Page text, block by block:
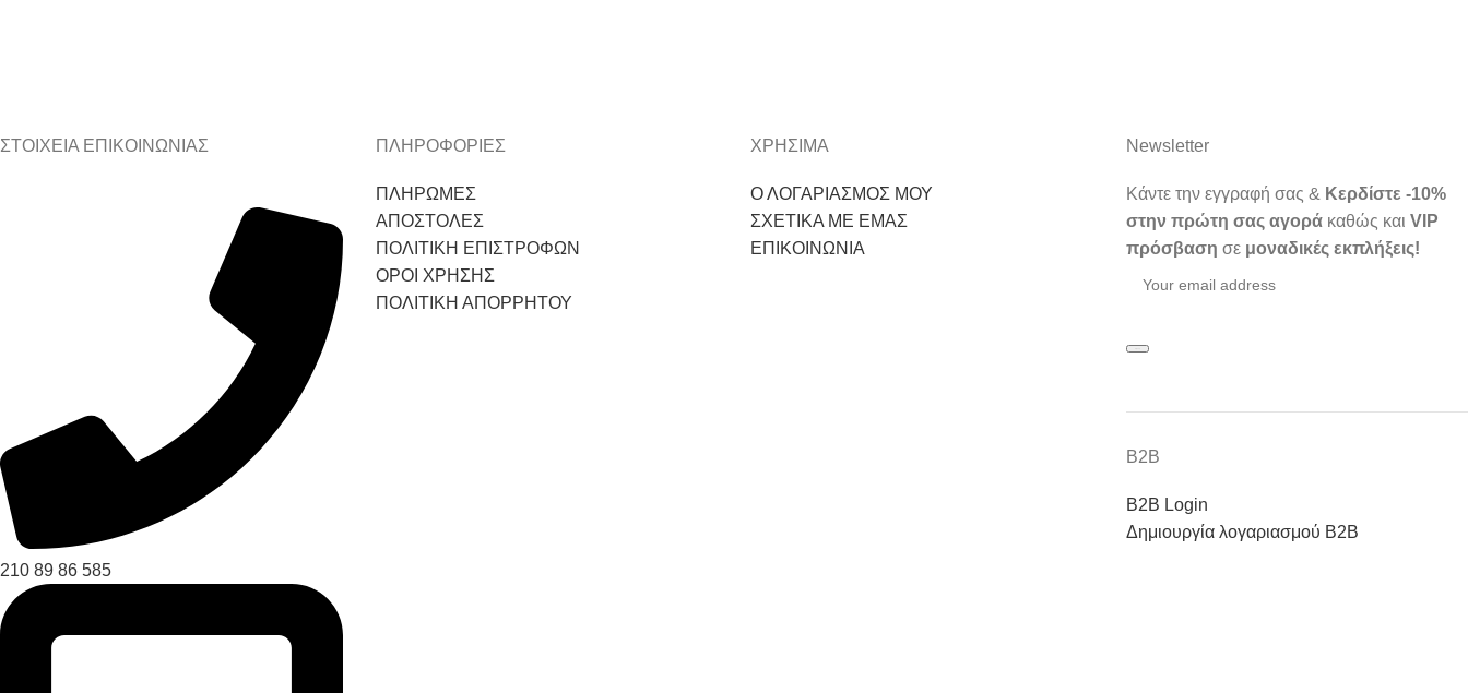
ΣΤΟΙΧΕΙΑ ΕΠΙΚΟΙΝΩΝΙΑΣ
210 89 86 585
ΠΛΗΡΟΦΟΡΙΕΣ
ΠΛΗΡΩΜΕΣ
ΑΠΟΣΤΟΛΕΣ
ΠΟΛΙΤΙΚΗ ΕΠΙΣΤΡΟΦΩΝ
ΟΡΟΙ ΧΡΗΣΗΣ
ΠΟΛΙΤΙΚΗ ΑΠΟΡΡΗΤΟΥ
ΧΡΗΣΙΜΑ
Ο ΛΟΓΑΡΙΑΣΜΟΣ ΜΟΥ
ΣΧΕΤΙΚΑ ΜΕ ΕΜΑΣ
ΕΠΙΚΟΙΝΩΝΙΑ
Newsletter
Κάντε την εγγραφή σας & Κερδίστε -10%
στην πρώτη σας αγοράκαθώς και VIP
πρόσβαση σε μοναδικές εκπλήξεις!
Β2Β
Β2Β Login
Δημιουργία λογαριασμού Β2Β